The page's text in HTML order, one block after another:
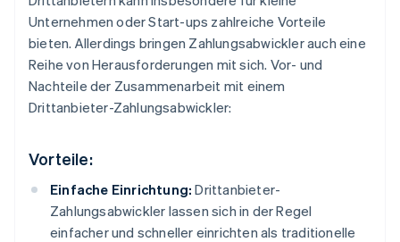
Unternehmen oder Start-ups zahlreiche Vorteile
bieten. Allerdings bringen Zahlungsabwickler auch eine
Reihe von Herausforderungen mit sich. Vor- und
Nachteile der Zusammenarbeit mit einem
Drittanbieter-Zahlungsabwickler:
Vorteile:
Einfache Einrichtung: Drittanbieter-
Zahlungsabwickler lassen sich in der Regel
einfacher und schneller einrichten als traditionelle